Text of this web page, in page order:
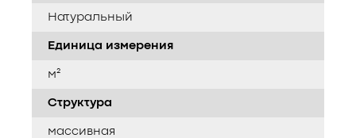
Натуральный
Единица измерения
м²
Структура
массивная